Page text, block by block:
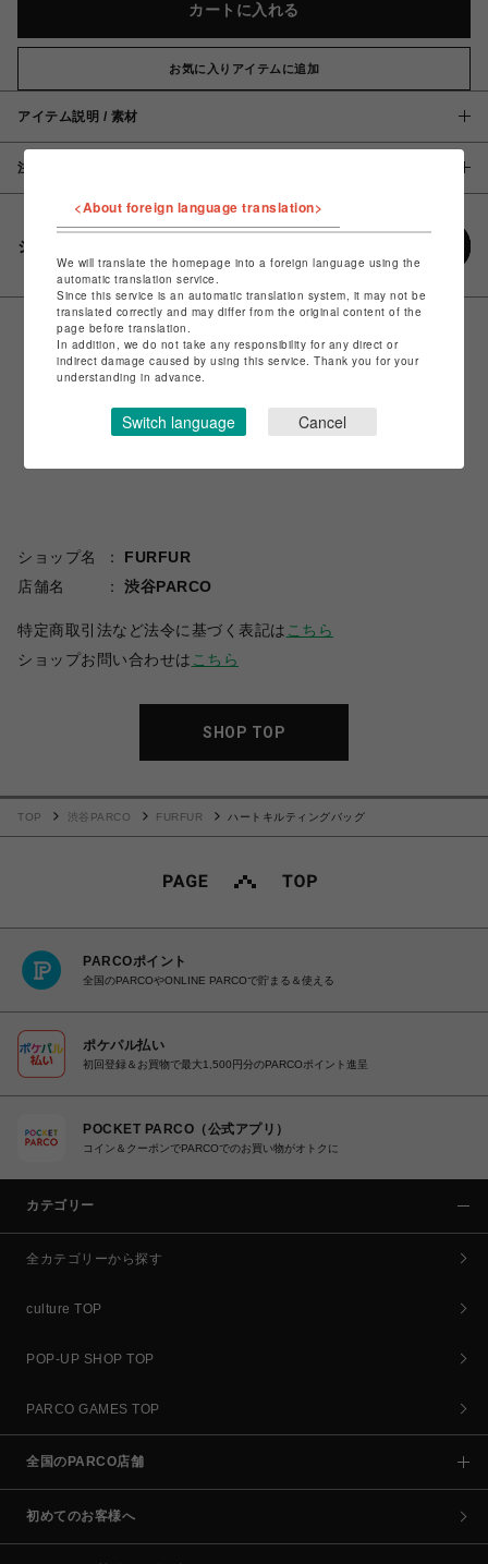
カートに入れる
お気に入りアイテムに追加
アイテム説明 / 素材
注意事項
シェアする
ショップ名
FURFUR
店舗名
渋谷PARCO
特定商取引法など法令に基づく表記は こちら
ショップお問い合わせは こちら
SHOP TOP
TOP 渋谷PARCO FURFUR ハートキルティングバッグ
PARCOポイント
全国のPARCOやONLINE PARCOで貯まる＆使える
ポケパル払い
初回登録＆お買物で最大1,500円分のPARCOポイント進呈
POCKET PARCO（公式アプリ）
コイン＆クーポンでPARCOでのお買い物がオトクに
カテゴリー
全カテゴリーから探す
culture TOP
POP-UP SHOP TOP
PARCO GAMES TOP
全国のPARCO店舗
初めてのお客様へ
<About foreign language translation>
We will translate the homepage into a foreign language using the
automatic translation service.
Since this service is an automatic translation system, it may not be
translated correctly and may differ from the original content of the
page before translation.
In addition, we do not take any responsibility for any direct or
indirect damage caused by using this service. Thank you for your
understanding in advance.
Switch language Cancel